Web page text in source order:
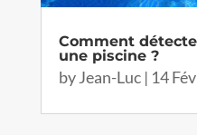
Comment
une piscine ?
byJean-Luc| 14